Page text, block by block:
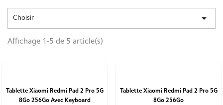
Choisir 
Affichage 1-5 de 5 article(s)
Tablette Xiaomi Redmi Pad 2 Pro 5G
8Go 256Go Avec Keyboard
Tablette Xiaomi Redmi Pad 2 Pro 5G
8Go 256Go